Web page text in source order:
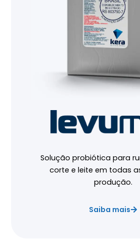
Solução probiótica para
corte e leite em todas
produção.
Saiba mais